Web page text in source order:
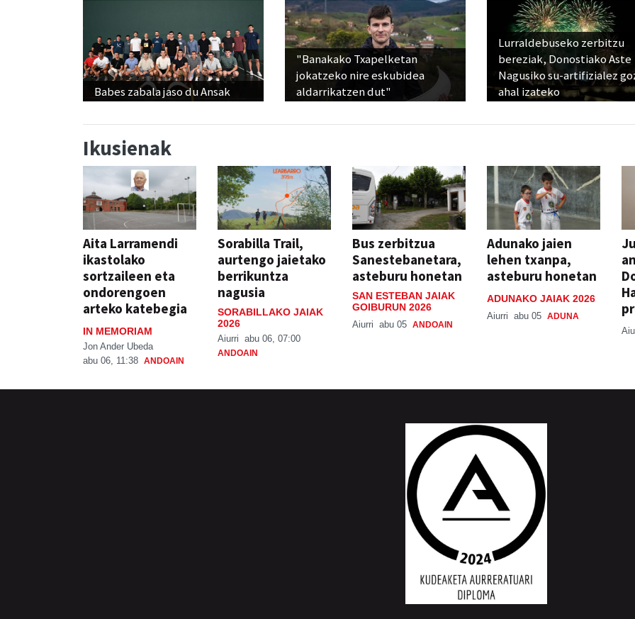
Babes zabala jaso du Ansak
"Banakako Txapelketan
jokatzeko nire eskubidea
aldarrikatzen dut"
Lurraldebuseko zerbitzu
bereziak, Donostiako Aste
Nagusiko su-artifizialez
ahal izateko
Ikusienak
Aita Larramendi
ikastolako
sortzaileen eta
ondorengoen
arteko katebegia
IN MEMORIAM
Jon Ander Ubeda
abu 06, 11:38 ANDOAIN
Sorabilla Trail,
aurtengo jaietako
berrikuntza
nagusia
SORABILLAKO JAIAK
2026
Aiurri abu 06, 07:00
ANDOAIN
Bus zerbitzua
Sanestebanetara,
asteburu honetan
SAN ESTEBAN JAIAK
GOIBURUN 2026
Aiurri abu 05 ANDOAIN
Adunako jaien
lehen txanpa,
asteburu honetan
ADUNAKO JAIAK 2026
Aiurri abu 05 ADUNA